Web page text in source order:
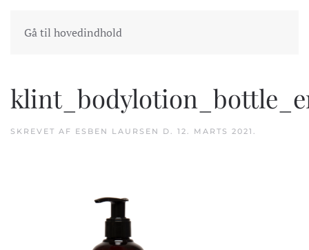
Gå til hovedindholdINDKØBSKURV
SKREVET AF ESBEN LAURSEN D. 12. MARTS 2021 .